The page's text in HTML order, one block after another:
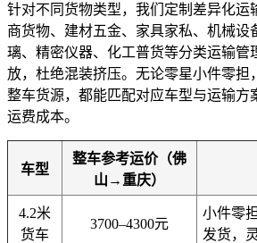
针对不同货物类型，我们定制差异化运
商货物、建材五金、家具家私、机械设
璃、精密仪器、化工普货等分类运输管
放，杜绝混装挤压。无论零星小件零担
整车货源，都能匹配对应车型与运输方
运费成本。
车型
整车参考运价（佛
山→重庆）
4.2米
货车
3700–4300元
小件零
发货，